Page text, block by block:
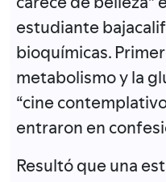
estudiante
bioquímicas.
metabolismo y la
“cine
entraron en
Resultó que una